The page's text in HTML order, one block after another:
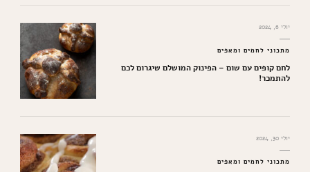
יולי 6, 2024
מתכוני לחמים ומאפים
לחם קופים עם שום – הפינוק המושלם שיגרום לכם
להתמכר!
יולי 30, 2024
מתכוני לחמים ומאפים